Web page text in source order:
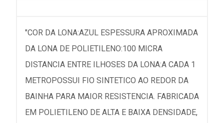
"COR DA LONA:AZUL ESPESSURA APROXIMADA
DA LONA DE POLIETILENO:100 MICRA
DISTANCIA ENTRE ILHOSES DA LONA:A CADA 1
METROPOSSUI FIO SINTETICO AO REDOR DA
BAINHA PARA MAIOR RESISTENCIA. FABRICADA
EM POLIETILENO DE ALTA E BAIXA DENSIDADE,